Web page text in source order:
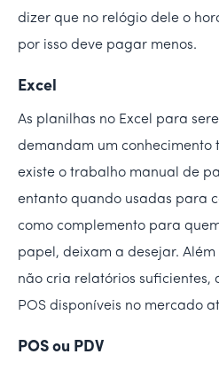
dizer que no relógio dele o
por isso deve pagar menos.
Excel
As planilhas no Excel para
demandam um conhecimento
existe o trabalho manual de
entanto quando usadas para
como complemento para
papel, deixam a desejar. Além
não cria relatórios suficientes,
POS disponíveis no mercado
POS ou PDV